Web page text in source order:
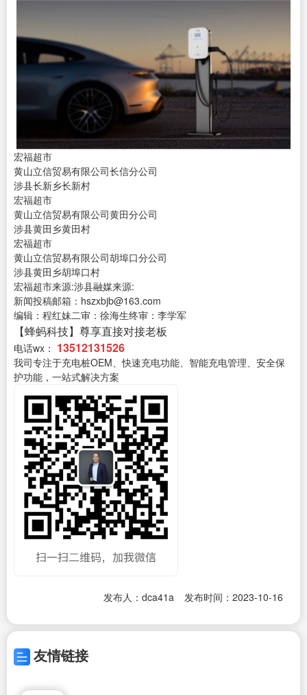
宏福超市
黄山立信贸易有限公司长信分公司
涉县长新乡长新村
宏福超市
黄山立信贸易有限公司黄田分公司
涉县黄田乡黄田村
宏福超市
黄山立信贸易有限公司胡埠口分公司
涉县黄田乡胡埠口村
宏福超市来源:涉县融媒来源:
新闻投稿邮箱：hszxbjb@163.com
编辑：程红妹二审：徐海生终审：李学军
【蜂蚂科技】尊享直接对接老板
电话wx： 13512131526
我司专注于充电桩OEM、快速充电功能、智能充电管理、安全保
护功能，一站式解决方案
发布人：dca41a 发布时间：2023-10-16
友情链接